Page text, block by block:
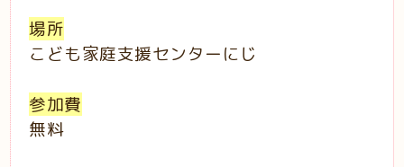
場所
こども家庭支援センターにじ
参加費
無料